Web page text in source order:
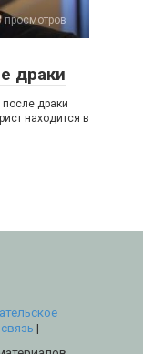
просмотров
драки
драки
находится в
|